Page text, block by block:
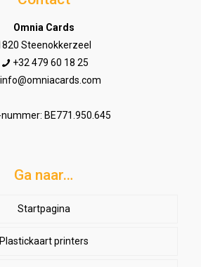
Omnia Cards
Steenokkerzeel
+32 479 60 18 25
info@omniacards.com
nummer: BE771.950.645
Ga naar…
Startpagina
Plastickaart printers